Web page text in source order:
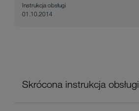
Instrukcja obsługi
01.10.2014
Skrócona instrukcja obsługi